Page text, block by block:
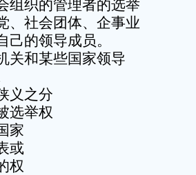
组织的管理者的选举
、社会团体、企事业
己的领导成员。
关和某些国家领导
义之分
选举权
家
或
权